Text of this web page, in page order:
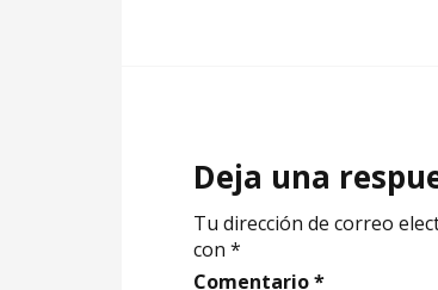
Deja una
Tu dirección de correo
con *
Comentario*